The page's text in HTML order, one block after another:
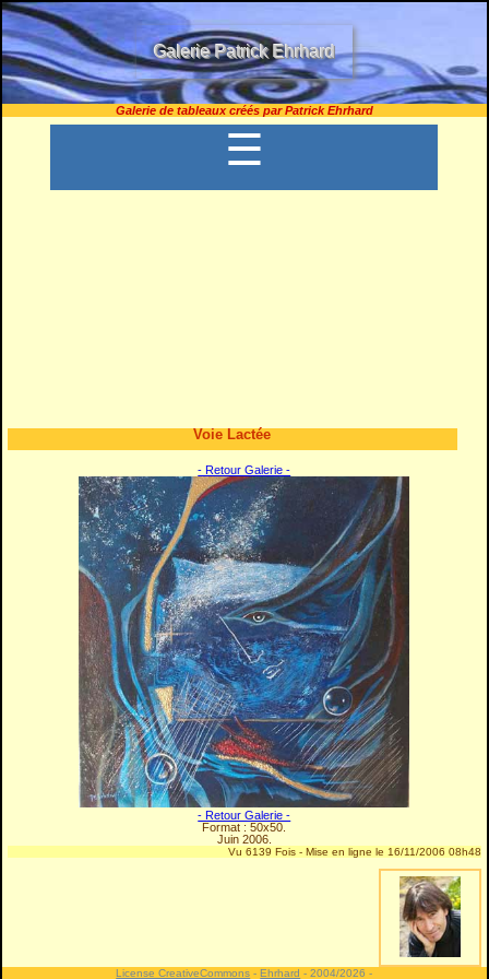
Galerie Patrick Ehrhard
Galerie de tableaux créés par Patrick Ehrhard
☰
Voie Lactée
- Retour Galerie -
- Retour Galerie -
Format : 50x50.
Juin 2006.
Vu 6139 Fois - Mise en ligne le 16/11/2006 08h48
License CreativeCommons -Ehrhard - 2004/2026 -